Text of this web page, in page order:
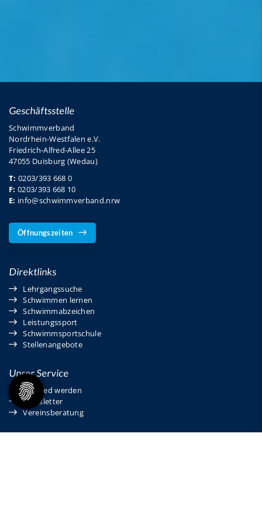
Geschäftsstelle
Schwimmverband
Nordrhein-Westfalen e.V.
Friedrich-Alfred-Allee 25
47055 Duisburg (Wedau)
T: 0203/393 668 0
F: 0203/393 668 10
E: info@schwimmverband.nrw
Öffnungszeiten
Direktlinks
Lehrgangssuche
Schwimmen lernen
Schwimmabzeichen
Leistungssport
Schwimmsportschule
Stellenangebote
Unser Service
Mitglied werden
Newsletter
Vereinsberatung